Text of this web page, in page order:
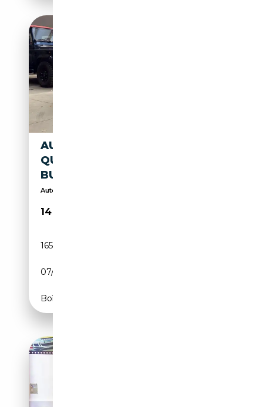
AUDI A4 AVANT 3.0 TDI
QUATTRO S TRONIC
BUSINESS
Auto visibile in sede. Possibilità di finanziament...
14 900€
165 000 km
07/2016
Boîte automatique